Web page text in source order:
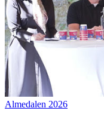
Almedalen 2026